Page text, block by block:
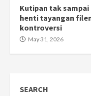
Kutipan tak sampai
henti tayangan
kontroversi
May 31, 2026
SEARCH